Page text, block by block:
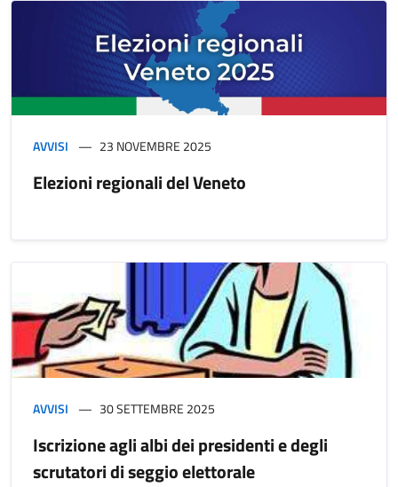
AVVISI 23 NOVEMBRE 2025
Elezioni regionali del Veneto
AVVISI 30 SETTEMBRE 2025
Iscrizione agli albi dei presidenti e degli
scrutatori di seggio elettorale